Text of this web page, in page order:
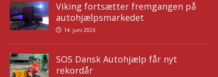
Viking fortsætter fremgangen på
autohjælpsmarkedet
14. juni 2026
SOS Dansk Autohjælp får nyt
rekordår